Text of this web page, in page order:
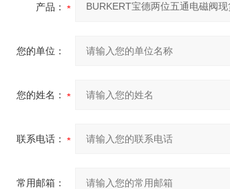
产品：
您的单位：
您的姓名：
联系电话：
常用邮箱：